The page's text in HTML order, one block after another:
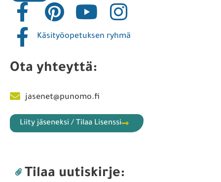
Käsityöopetuksen ryhmä
Ota yhteyttä:
jasenet@punomo.fi
Liity jäseneksi / Tilaa Lisenssi
Tilaa uutiskirje: